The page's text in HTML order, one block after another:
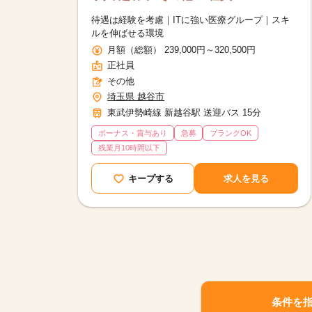
待遇は経験を考慮｜ITに強い医療グループ｜スキ
ルを伸ばせる環境
月額（総額） 239,000円～320,500円
正社員
その他
埼玉県 越谷市
東武伊勢崎線 新越谷駅 送迎バス 15分
ボーナス・賞与あり 急募
ブランクOK
残業月10時間以下
キープする 求人を見る
条件を